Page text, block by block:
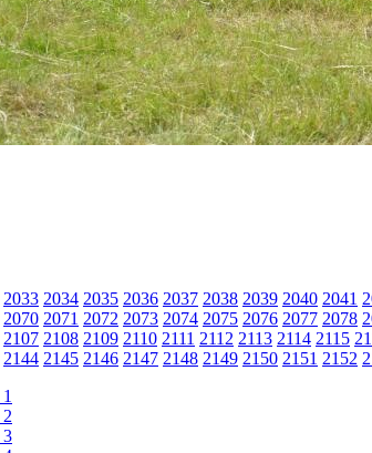
2033 2034 2035 2036 2037 2038 2039 2040 2041
2070 2071 2072 2073 2074 2075 2076 2077 2078
2107 2108 2109 2110 2111 2112 2113 2114 2115
2144 2145 2146 2147 2148 2149 2150 2151 2152